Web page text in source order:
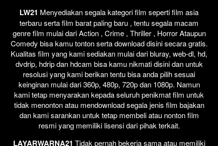
LW21 Menyediakan segala kategori film seperti film asia
terbaru serta film barat paling baru , tentu segala macam
genre film mulai dari Action , Crime , Thriller , Horror Ataupun
Comedy bisa kamu tonton serta download disini secara gratis.
Kualitas film yang kami sediakan mulai dari bluray, web-dl, hd,
dvdrip, hdrip dan hdcam bisa kamu nikmati disini dan untuk
resolusi yang kami berikan tentu bisa anda pilih sesuai
keinginan mulai dari 360p, 480p, 720p dan 1080p. Namun
kami tetap menyarakan kepada seluruh penikmat film untuk
tidak menonton atau mendownload segala jenis film bajakan
dan kami sarankan untuk tetap membeli atau nonton film
resmi yang memiliki lisensi dari pihak terkait.
LAYARWARNA21 Tidak pernah bekerja sama atau memiliki